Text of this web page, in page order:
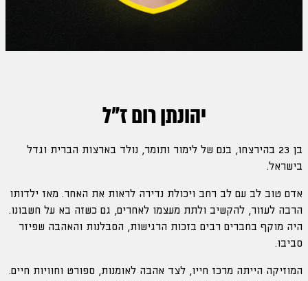
יהונתן רום ז"ל
בן 23 בהירצחו, בנם של לימור ותומר, נולד בארצות הברית וגדל
בישראל.
אדם טוב לב עם לב רחב ויכולת נדירה לראות את האחר. מאז ילדותו
הרבה לעזור, להקשיב ולתת מעצמו לאחרים, גם כשזה בא על חשבונו.
היה מוקף בחברים רבים בזכות הרגישות, הסבלנות והאהבה שפיזר
סביבו.
המוזיקה הייתה מרכז חייו, לצד אהבה לאומנות, ספורט וחוויות חיים.